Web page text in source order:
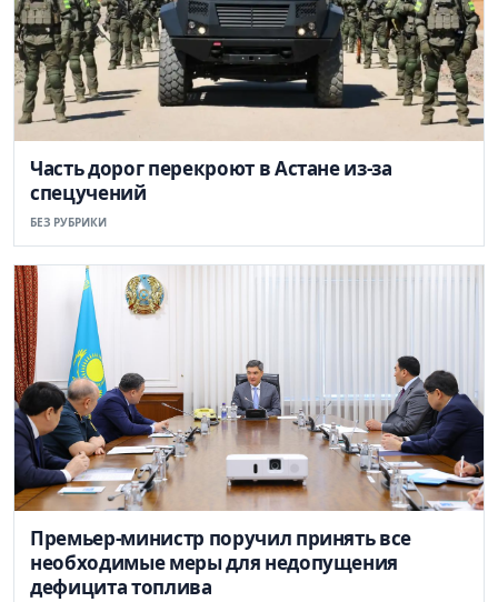
Часть дорог перекроют в Астане из-за
спецучений
БЕЗ РУБРИКИ
Премьер-министр поручил принять все
необходимые меры для недопущения
дефицита топлива